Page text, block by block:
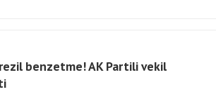
benzetme! AK Partili vekil